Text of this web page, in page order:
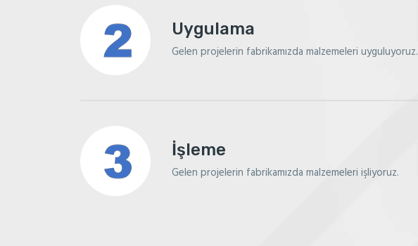
Uygulama
Gelen projelerin fabrikamızda malzemeleri uyguluyoruz.
İşleme
Gelen projelerin fabrikamızda malzemeleri işliyoruz.